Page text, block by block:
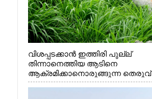
വിശപ്പടക്കാൻ ഇത്തിരി പുല്ല്
തിന്നാനെത്തിയ ആടിനെ
ആക്രമിക്കാനൊരുങ്ങുന്ന തെരുവ്
എറണാകുളം വാത്തുരുത്തിയിൽ
×